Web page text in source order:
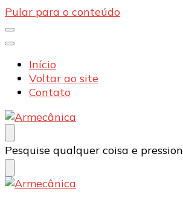
Pular para o conteúdo
Início
Voltar ao site
Contato
Armecânica
Blog
Procurando
algo?
Pesquise qualquer coisa e